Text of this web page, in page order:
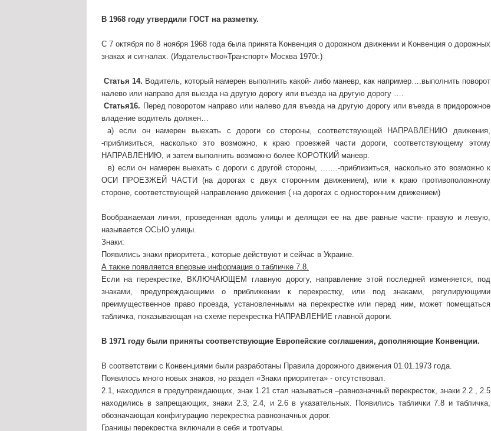
В 1968 году утвердили ГОСТ на разметку.
С 7 октября по 8 ноября 1968 года была принята Конвенция о дорожном движении и Конвенция о дорожных
знаках и сигналах. (Издательство»Транспорт» Москва 1970г.)
Статья 14. Водитель, который намерен выполнить какой- либо маневр, как например….выполнить поворот
налево или направо для выезда на другую дорогу или въезда на другую дорогу ….
Статья16. Перед поворотом направо или налево для въезда на другую дорогу или въезда в придорожное
владение водитель должен…
а) если он намерен выехать с дороги со стороны, соответствующей НАПРАВЛЕНИЮ движения,
-приблизиться, насколько это возможно, к краю проезжей части дороги, соответствующему этому
НАПРАВЛЕНИЮ, и затем выполнить возможно более КОРОТКИЙ маневр.
в) если он намерен выехать с дороги с другой стороны, …….-приблизиться, насколько это возможно к
ОСИ ПРОЕЗЖЕЙ ЧАСТИ (на дорогах с двух сторонним движением), или к краю противоположному
стороне, соответствующей направлению движения ( на дорогах с односторонним движением)
Воображаемая линия, проведенная вдоль улицы и делящая ее на две равные части- правую и левую,
называется ОСЬЮ улицы.
Знаки:
Появились знаки приоритета., которые действуют и сейчас в Украине.
А также появляется впервые информация о табличке 7.8.
Если на перекрестке, ВКЛЮЧАЮЩЕМ главную дорогу, направление этой последней изменяется, под
знаками, предупреждающими о приближении к перекрестку, или под знаками, регулирующими
преимущественное право проезда, установленными на перекрестке или перед ним, может помещаться
табличка, показывающая на схеме перекрестка НАПРАВЛЕНИЕ главной дороги.
В 1971 году были приняты соответствующие Европейские соглашения, дополняющие Конвенции.
В соответствии с Конвенциями были разработаны Правила дорожного движения 01.01.1973 года.
Появилось много новых знаков, но раздел «Знаки приоритета» - отсутствовал.
2.1, находился в предупреждающих, знак 1.21 стал называться –равнозначный перекресток, знаки 2.2 , 2.5
находились в запрещающих, знаки 2.3, 2.4, и 2.6 в указательных. Появились таблички 7.8 и табличка,
обозначающая конфигурацию перекрестка равнозначных дорог.
Границы перекрестка включали в себя и тротуары.